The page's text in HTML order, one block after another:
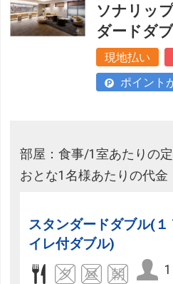
ソナリッ
ダードダ
現地払い
ポイント
部屋：食事/1室あたりの
おとな1名様あたりの代金
スタンダードダブル(
イレ付ダブル)